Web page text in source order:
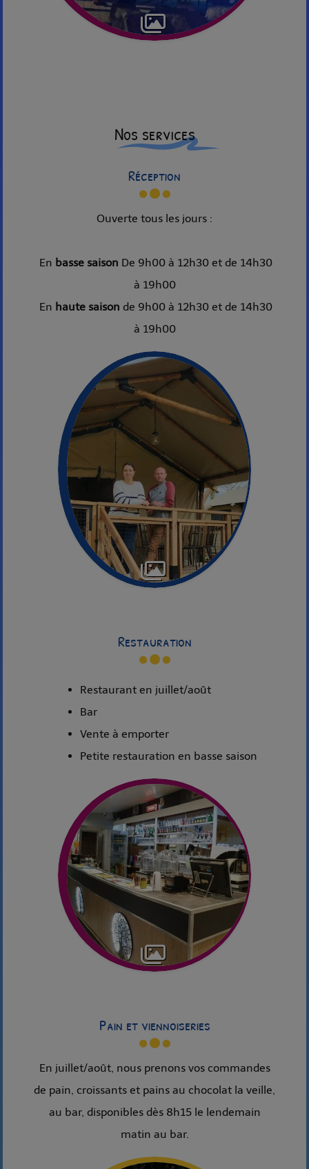
Nos services
Réception
Ouverte tous les jours :
En basse saison De 9h00 à 12h30 et de 14h30
à 19h00
En haute saison de 9h00 à 12h30 et de 14h30
à 19h00
Restauration
Restaurant en juillet/août
Bar
Vente à emporter
Petite restauration en basse saison
Pain et viennoiseries
En juillet/août, nous prenons vos commandes
de pain, croissants et pains au chocolat la veille,
au bar, disponibles dès 8h15 le lendemain
matin au bar.